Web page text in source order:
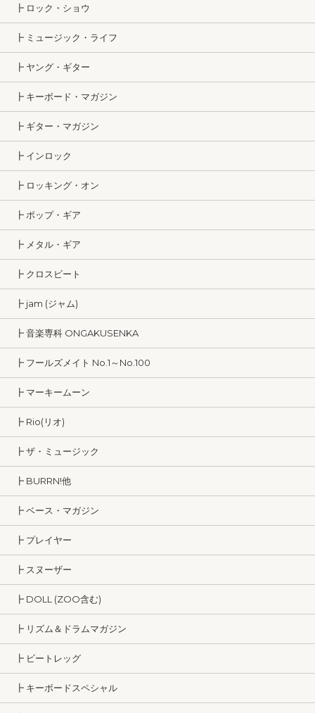
┣ ロック・ショウ
┣ ミュージック・ライフ
┣ ヤング・ギター
┣ キーボード・マガジン
┣ ギター・マガジン
┣ インロック
┣ ロッキング・オン
┣ ポップ・ギア
┣ メタル・ギア
┣ クロスビート
┣ jam (ジャム)
┣ 音楽専科 ONGAKUSENKA
┣ フールズメイト No.1～No.100
┣ マーキームーン
┣ Rio(リオ)
┣ ザ・ミュージック
┣ BURRN!他
┣ ベース・マガジン
┣ プレイヤー
┣ スヌーザー
┣ DOLL (ZOO含む)
┣ リズム＆ドラムマガジン
┣ ビートレッグ
┣ キーボードスペシャル